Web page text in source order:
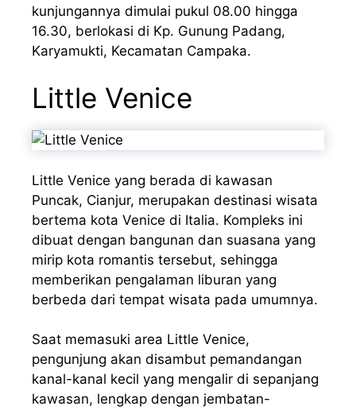
kunjungannya dimulai pukul 08.00 hingga
16.30, berlokasi di Kp. Gunung Padang,
Karyamukti, Kecamatan Campaka.
Little Venice
Little Venice yang berada di kawasan
Puncak, Cianjur, merupakan destinasi wisata
bertema kota Venice di Italia. Kompleks ini
dibuat dengan bangunan dan suasana yang
mirip kota romantis tersebut, sehingga
memberikan pengalaman liburan yang
berbeda dari tempat wisata pada umumnya.
Saat memasuki area Little Venice,
pengunjung akan disambut pemandangan
kanal-kanal kecil yang mengalir di sepanjang
kawasan, lengkap dengan jembatan-